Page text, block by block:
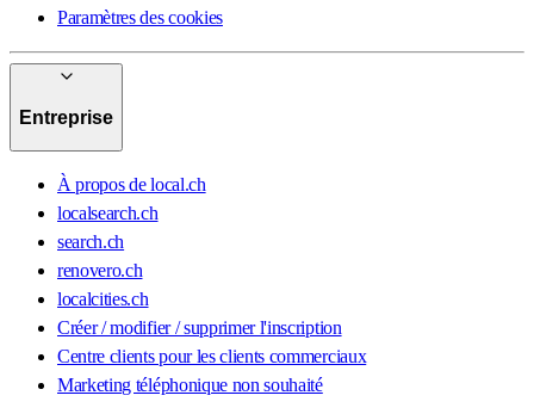
Paramètres des cookies
Entreprise
À propos de local.ch
localsearch.ch
search.ch
renovero.ch
localcities.ch
Créer / modifier / supprimer l'inscription
Centre clients pour les clients commerciaux
Marketing téléphonique non souhaité